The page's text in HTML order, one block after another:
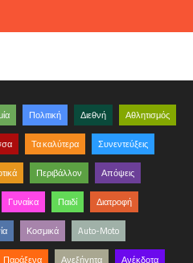
Πολιτική Διεθνή Αθλητισμός
Τα καλύτερα Συνεντεύξεις
Περιβάλλον Απόψεις
Γυναίκα Παιδί Διατροφή
Κοσμικά Auto-Moto
Παράξενα Ανεξήγητα Ανέκδοτα